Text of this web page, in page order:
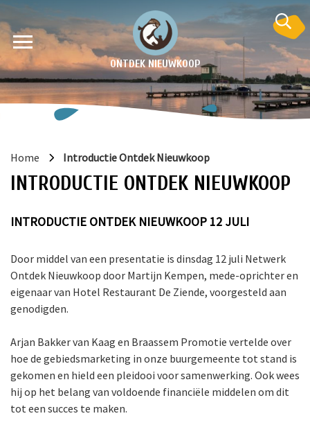
ONTDEK NIEUWKOOP
Home Introductie Ontdek Nieuwkoop
INTRODUCTIE ONTDEK NIEUWKOOP
INTRODUCTIE ONTDEK NIEUWKOOP 12 JULI
Door middel van een presentatie is dinsdag 12 juli Netwerk
Ontdek Nieuwkoop door Martijn Kempen, mede-oprichter en
eigenaar van Hotel Restaurant De Ziende, voorgesteld aan
genodigden.
Arjan Bakker van Kaag en Braassem Promotie vertelde over
hoe de gebiedsmarketing in onze buurgemeente tot stand is
gekomen en hield een pleidooi voor samenwerking. Ook wees
hij op het belang van voldoende financiële middelen om dit
tot een succes te maken.